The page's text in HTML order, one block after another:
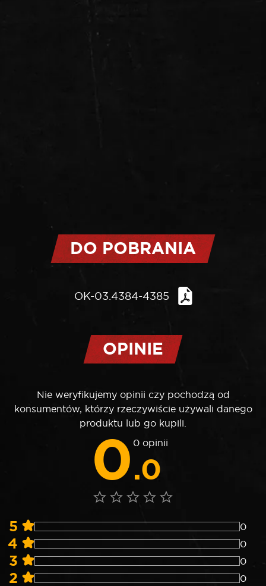
DO POBRANIA
OK-03.4384-4385
OPINIE
Nie weryfikujemy opinii czy pochodzą od
konsumentów, którzy rzeczywiście używali danego
produktu lub go kupili.
0.0
0 opinii
5 0
4 0
3 0
2 0